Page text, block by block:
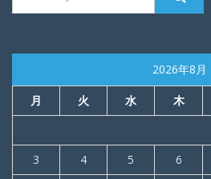
2026年8月
月 火 水 木
3
4 5 6